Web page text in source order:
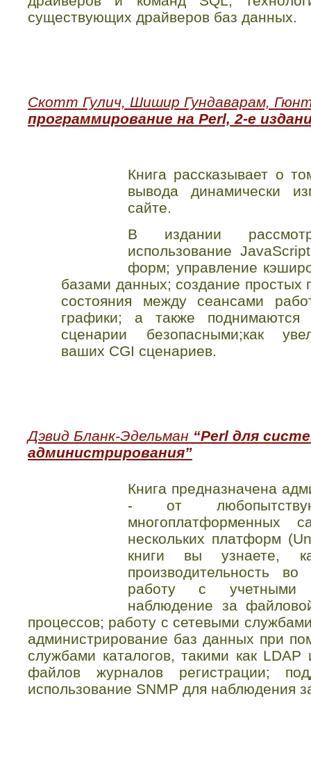
существующих драйверов баз данных.
Скотт Гулич, Шишир Гундаварам,
программирование на Perl, 2-е
Книга рассказывает о
вывода динамически
сайте.
В издании
использование
форм; управление
базами данных; создание простых
состояния между сеансами
графики; а также поднимаются
сценарии безопасными;как
ваших CGI сценариев.
Дэвид Бланк-Эдельман “Perl для
администрирования”
Книга предназначена
- от
нескольких платформ
книги вы узнаете,
производительность
работу с учетными
наблюдение за
процессов; работу с сетевыми
администрирование баз данных при
службами каталогов, такими как
файлов журналов регистрации;
использование SNMP для наблюдения